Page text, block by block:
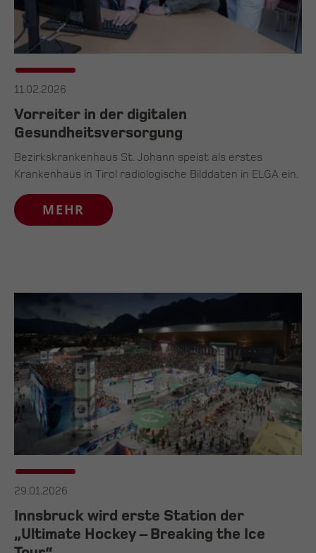
11.02.2026
Vorreiter in der digitalen
Gesundheitsversorgung
Bezirkskrankenhaus St. Johann speist als erstes
Krankenhaus in Tirol radiologische Bilddaten in ELGA ein.
MEHR
29.01.2026
Innsbruck wird erste Station der
„Ultimate Hockey – Breaking the Ice